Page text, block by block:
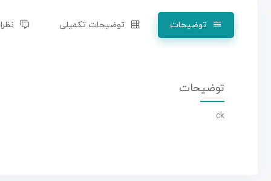
توضیحات توضیحات تکمیلی
توضیحات
ck